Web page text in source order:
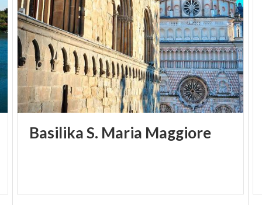
BasilikaS. Maria Maggiore